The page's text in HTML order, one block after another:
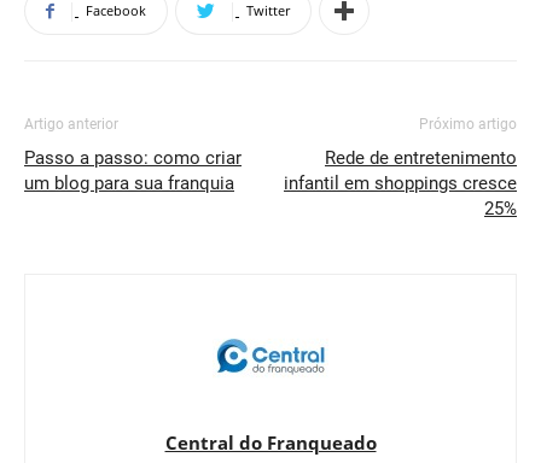
Facebook Twitter
Artigo anterior
Passo a passo: como criar
um blog para sua franquia
Próximo artigo
Rede de entretenimento
infantil em shoppings cresce
25%
Central do Franqueado